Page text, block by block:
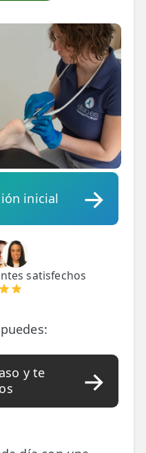
inicial
satisfechos
y te